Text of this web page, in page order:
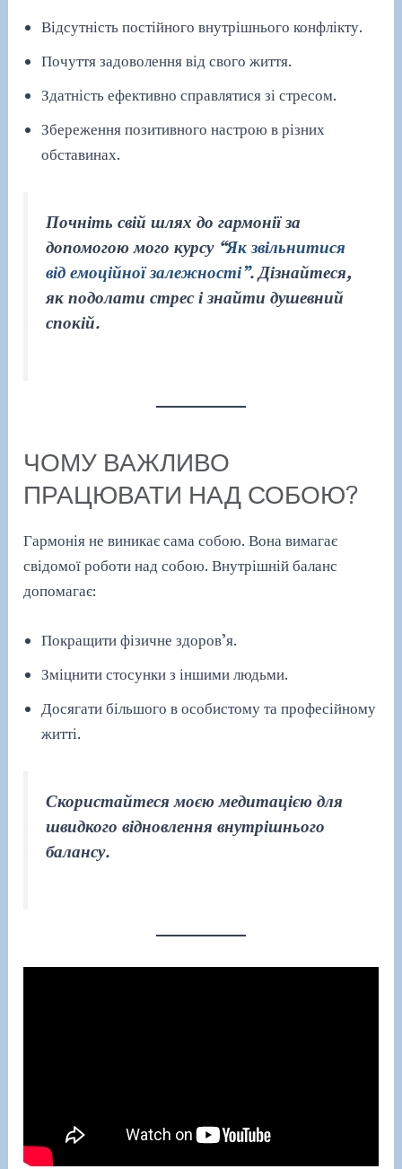
Відсутність постійного внутрішнього конфлікту.
Почуття задоволення від свого життя.
Здатність ефективно справлятися зі стресом.
Збереження позитивного настрою в різних
обставинах.
Почніть свій шлях до гармонії за
допомогою мого курсу “Як звільнитися
від емоційної залежності”. Дізнайтеся,
як подолати стрес і знайти душевний
спокій.
ЧОМУ ВАЖЛИВО
ПРАЦЮВАТИ НАД СОБОЮ?
Гармонія не виникає сама собою. Вона вимагає
свідомої роботи над собою. Внутрішній баланс
допомагає:
Покращити фізичне здоров’я.
Зміцнити стосунки з іншими людьми.
Досягати більшого в особистому та професійному
житті.
Скористайтеся моєю медитацією для
швидкого відновлення внутрішнього
балансу.